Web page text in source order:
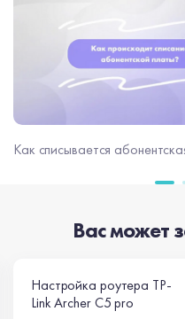
Как списывается
Вас может
Настройка роутера TP-
Link Archer C5 pro